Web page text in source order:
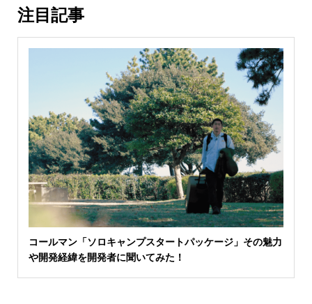
注目記事
コールマン「ソロキャンプスタートパッケージ」その魅力
や開発経緯を開発者に聞いてみた！